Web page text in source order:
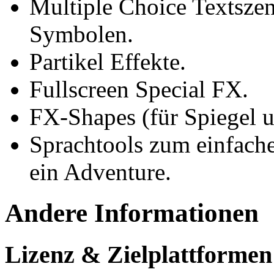
Multiple Choice
Symbolen.
Partikel Effekte.
Fullscreen Special FX.
FX-Shapes (für Spiegel
Sprachtools zum
ein Adventure.
Andere Informationen
Lizenz & Zielplattformen